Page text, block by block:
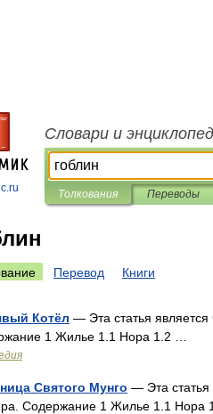
Словари и
Толкования Переводы
Перевод Книги
Котёл — Эта статья
1 Жилье 1.1 Нора 1.2 …
Святого Мунго — Эта статья
Содержание 1 Жилье 1.1 Нора